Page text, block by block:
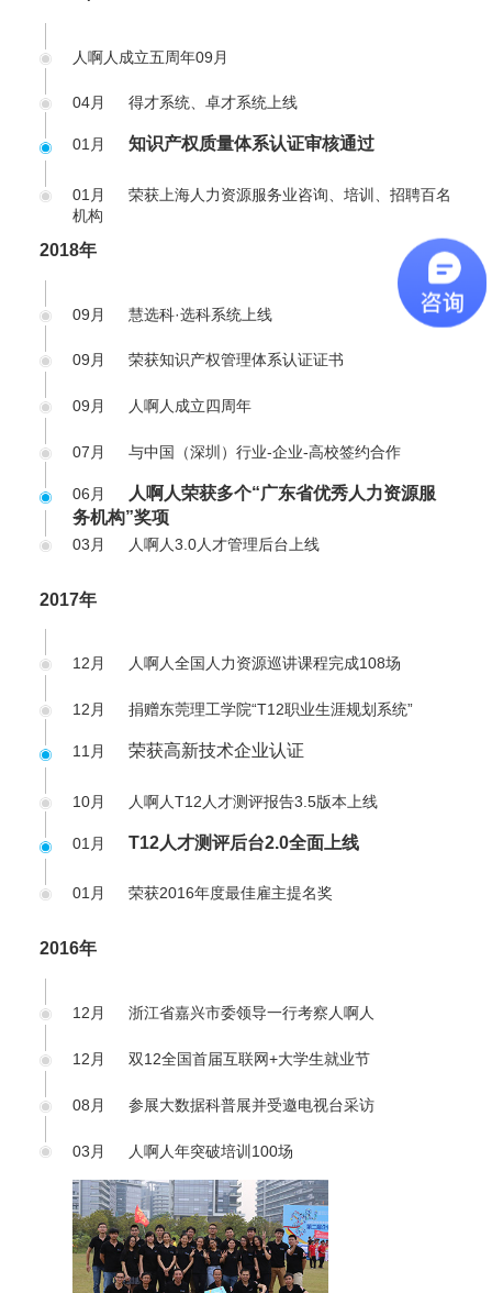
人啊人成立五周年09月
04月 得才系统、卓才系统上线
01月 知识产权质量体系认证审核通过
01月
荣获上海人力资源服务业咨询、培训、招聘百名
机构
2018年
09月 慧选科·选科系统上线
09月 荣获知识产权管理体系认证证书
09月 人啊人成立四周年
07月 与中国（深圳）行业-企业-高校签约合作
06月
人啊人荣获多个“广东省优秀人力资源服
务机构”奖项
03月 人啊人3.0人才管理后台上线
2017年
12月 人啊人全国人力资源巡讲课程完成108场
12月 捐赠东莞理工学院“T12职业生涯规划系统”
11月 荣获高新技术企业认证
10月 人啊人T12人才测评报告3.5版本上线
01月 T12人才测评后台2.0全面上线
01月 荣获2016年度最佳雇主提名奖
2016年
12月 浙江省嘉兴市委领导一行考察人啊人
12月 双12全国首届互联网+大学生就业节
08月 参展大数据科普展并受邀电视台采访
03月 人啊人年突破培训100场